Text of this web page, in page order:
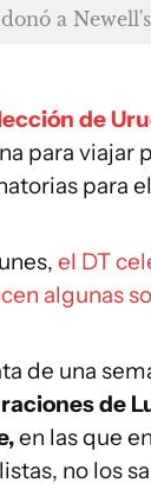
a
de
para viajar
para
el DT
algunas
de una
de
en las que
no los